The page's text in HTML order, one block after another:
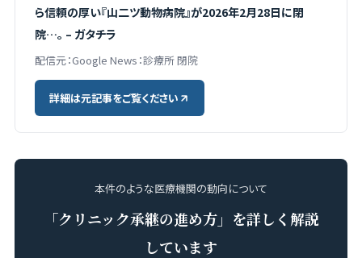
ら信頼の厚い『山二ツ動物病院』が2026年2月28日に閉
院…。 – ガタチラ
配信元：Google News：診療所 閉院
詳細は元記事をご覧ください
本件のような医療機関の動向について
「クリニック承継の進め方」を詳しく解説
しています